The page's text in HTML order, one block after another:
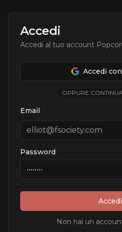
Accedi
Accedi al tuo account
Accedi
OPPURE
Email
Password
Accedi
Non hai un